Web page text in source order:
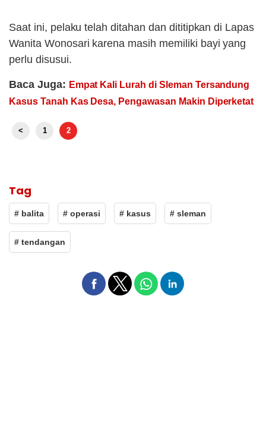
Saat ini, pelaku telah ditahan dan dititipkan di Lapas
Wanita Wonosari karena masih memiliki bayi yang
perlu disusui.
Baca Juga: Empat Kali Lurah di Sleman Tersandung
Kasus Tanah Kas Desa, Pengawasan Makin Diperketat
< 1 2
Tag
# balita # operasi # kasus # sleman
# tendangan